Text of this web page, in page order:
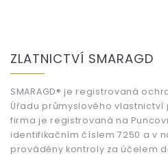
ZLATNICTVÍ SMARAGD
SMARAGD® je registrovaná
Úřadu průmyslového vlastnictví
firma je registrovaná na
identifikačním číslem 7250 a v
prováděny kontroly za účelem